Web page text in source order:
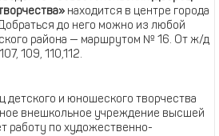
находится в центре города
до него можно из любой
района — маршрутом № 16. От ж/д
109, 110,112.
детского и юношеского творчества
внешкольное учреждение высшей
работу по художественно-